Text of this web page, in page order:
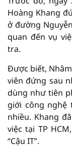
Hoàng Khang
ở đường
quan đến vụ
tra.
Được biết,
viên đứng sau
dùng như tiên
giới công nghệ
nhiều. Khang
việc tại TP
“Cậu IT”.